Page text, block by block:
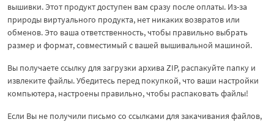
вышивки. Этот продукт доступен вам сразу после оплаты. Из-за
природы виртуального продукта, нет никаких возвратов или
обменов. Это ваша ответственность, чтобы правильно выбрать
размер и формат, совместимый с вашей вышивальной машиной.
Вы получаете ссылку для загрузки архива ZIP, распакуйте папку и
извлеките файлы. Убедитесь перед покупкой, что ваши настройки
компьютера, настроены правильно, чтобы распаковать файлы!
Если Вы не получили письмо со ссылками для закачивания файлов,